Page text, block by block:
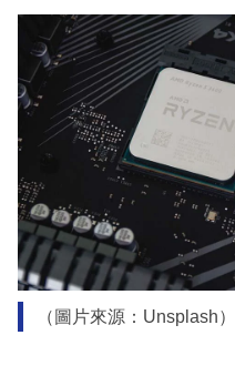
（圖片來源：Unsplash）